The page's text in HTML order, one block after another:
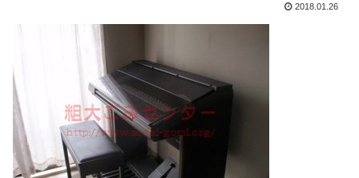
2018.01.26